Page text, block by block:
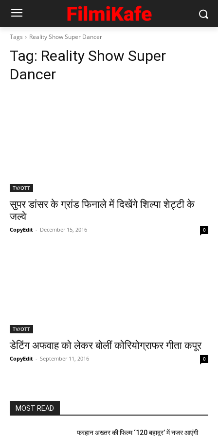
Tags Reality Show Super Dancer
Tag: Reality Show Super
Dancer
TV/OTT
सुपर डांसर के ग्रांड फिनाले में दिखेंगे शिल्‍पा शेट्टी के
जल्‍वे
CopyEdit - December 15, 2016 0
TV/OTT
डेटिंग अफवाह को लेकर बोलीं कोरियोग्राफर गीता कपूर
CopyEdit - September 11, 2016 0
MOST READ
फरहान अख्तर की फिल्म ‘120 बहादुर’ में नजर आएंगी